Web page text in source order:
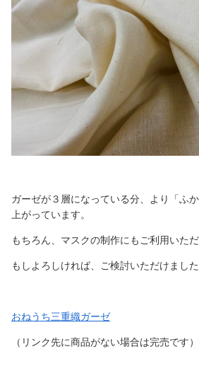
ガーゼが３層になっている分、より「ふ
上がっています。
もちろん、マスクの制作にもご利用いただ
もしよろしければ、ご検討いただけました
おねうち三重織ガーゼ
（リンク先に商品がない場合は完売です）